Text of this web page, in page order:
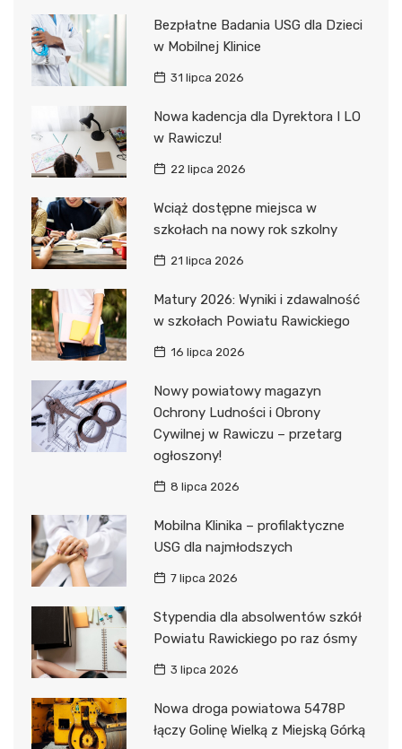
Bezpłatne Badania USG dla Dzieci
w Mobilnej Klinice
31 lipca 2026
Nowa kadencja dla Dyrektora I LO
w Rawiczu!
22 lipca 2026
Wciąż dostępne miejsca w
szkołach na nowy rok szkolny
21 lipca 2026
Matury 2026: Wyniki i zdawalność
w szkołach Powiatu Rawickiego
16 lipca 2026
Nowy powiatowy magazyn
Ochrony Ludności i Obrony
Cywilnej w Rawiczu – przetarg
ogłoszony!
8 lipca 2026
Mobilna Klinika – profilaktyczne
USG dla najmłodszych
7 lipca 2026
Stypendia dla absolwentów szkół
Powiatu Rawickiego po raz ósmy
3 lipca 2026
Nowa droga powiatowa 5478P
łączy Golinę Wielką z Miejską Górką